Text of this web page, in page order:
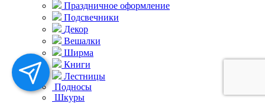
Праздничное оформление
Подсвечники
Декор
Вешалки
Ширма
Книги
Лестницы
Подносы
Шкуры